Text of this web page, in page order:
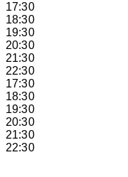
17:30
18:30
19:30
20:30
21:30
22:30
17:30
18:30
19:30
20:30
21:30
22:30